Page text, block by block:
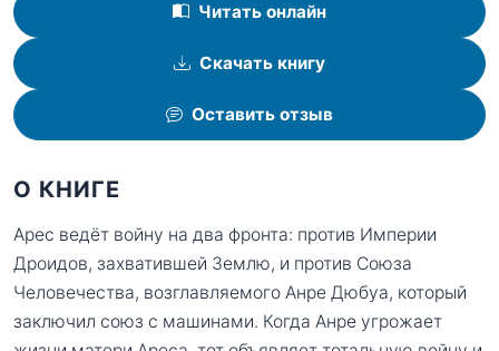
Читать онлайн
Скачать книгу
Оставить отзыв
О КНИГЕ
Арес ведёт войну на два фронта: против Империи
Дроидов, захватившей Землю, и против Союза
Человечества, возглавляемого Анре Дюбуа, который
заключил союз с машинами. Когда Анре угрожает